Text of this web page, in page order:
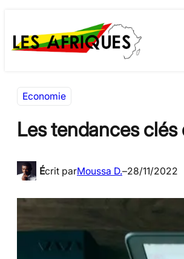
au
contenu
to
content
Economie
Les tendances
Écrit parMoussa D.–28/11/2022